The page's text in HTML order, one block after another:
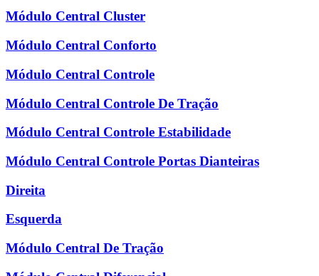
Módulo Central Cluster
Módulo Central Conforto
Módulo Central Controle
Módulo Central Controle De Tração
Módulo Central Controle Estabilidade
Módulo Central Controle Portas Dianteiras
Direita
Esquerda
Módulo Central De Tração